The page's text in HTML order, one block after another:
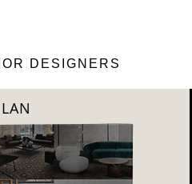
DESIGNERS